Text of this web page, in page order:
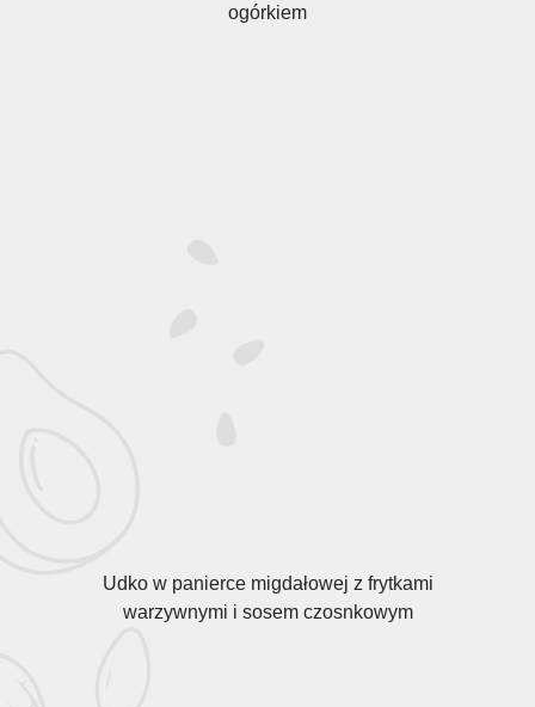
ogórkiem
Udko w panierce migdałowej z frytkami
warzywnymi i sosem czosnkowym